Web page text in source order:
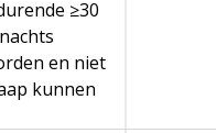
≥30
en niet
kunnen